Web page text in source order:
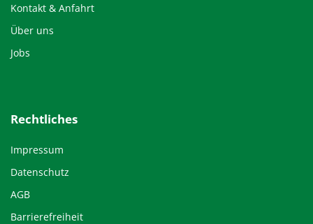
Kontakt & Anfahrt
Über uns
Jobs
Rechtliches
Impressum
Datenschutz
AGB
Barrierefreiheit